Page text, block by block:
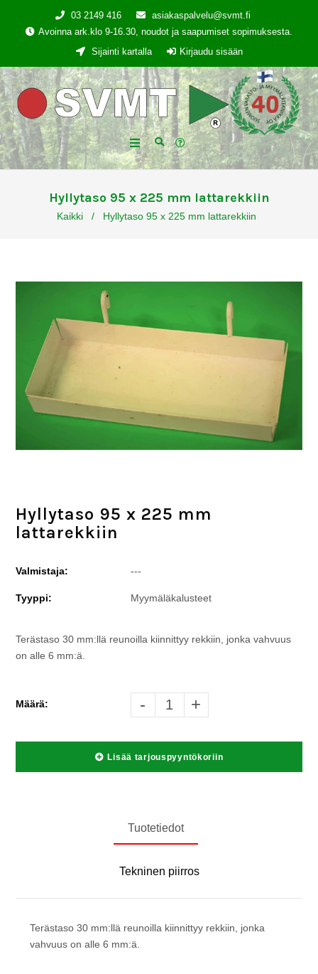
03 2149 416
asiakaspalvelu@svmt.fi
Avoinna ark.klo 9-16.30, noudot ja saapumiset sopimuksesta.
Sijainti kartalla
Kirjaudu sisään
Hyllytaso 95 x 225 mm lattarekkiin
Kaikki / Hyllytaso 95 x 225 mm lattarekkiin
Hyllytaso 95 x 225 mm
lattarekkiin
Valmistaja: ---
Tyyppi: Myymäläkalusteet
Terästaso 30 mm:llä reunoilla kiinnittyy rekkiin, jonka vahvuus
on alle 6 mm:ä.
Määrä: - +
Lisää tarjouspyyntökoriin
Tuotetiedot
Tekninen piirros
Terästaso 30 mm:llä reunoilla kiinnittyy rekkiin, jonka
vahvuus on alle 6 mm:ä.